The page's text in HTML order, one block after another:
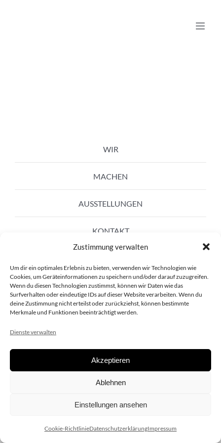
Zustimmung verwalten
Um dir ein optimales Erlebnis zu bieten, verwenden wir Technologien wie
Cookies, um Geräteinformationen zu speichern und/oder darauf zuzugreifen.
Wenn du diesen Technologien zustimmst, können wir Daten wie das
Surfverhalten oder eindeutige IDs auf dieser Website verarbeiten. Wenn du
deine Zustimmung nicht erteilst oder zurückziehst, können bestimmte
Merkmale und Funktionen beeinträchtigt werden.
Dienste verwalten
Akzeptieren
Ablehnen
Einstellungen ansehen
Cookie-RichtlinieDatenschutzerklärungImpressum
WIR
MACHEN
AUSSTELLUNGEN
KONTAKT
Copyright 2020 dieSCHAUsteller.at |Datenschützerklärung|
| Design:www.ARGEntur.at